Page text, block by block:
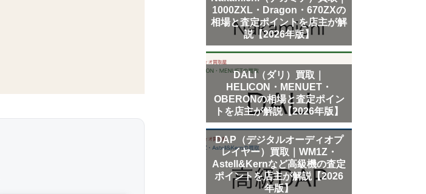
1000ZXL・Dragon・670ZXの
相場と査定ポイントを店主が解
説【2026年版】
DALI（ダリ）買取｜
HELICON・MENUET・
OBERONの相場と査定ポイン
トを店主が解説【2026年版】
DAP（デジタルオーディオプ
レイヤー）買取｜WM1Z・
Astell&Kernなど高級機の査定
ポイントを店主が解説【2026
年版】